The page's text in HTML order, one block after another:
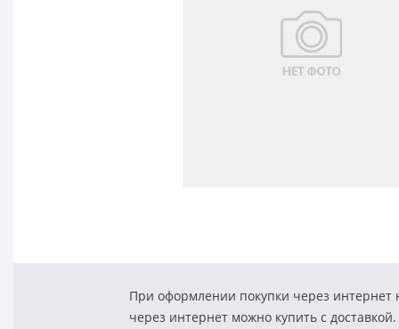
При оформлении покупки через интернет
через интернет можно купить с